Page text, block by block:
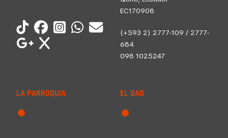
EC170908
(+593 2) 2777-109 / 2777-
684
098 1025247
LA PARROQUIA EL GAD